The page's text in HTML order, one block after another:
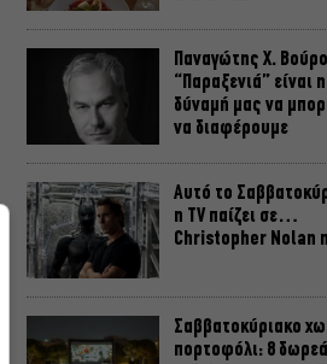
Παναγώτης Χ.
“Παραξενιά” είναι η
δύναμή μας να
να διαφέρουμε
Αυτό το
η TV παίζει σε…
Christopher Nolan
Σαββατοκύριακο
πορτοφόλι: 8